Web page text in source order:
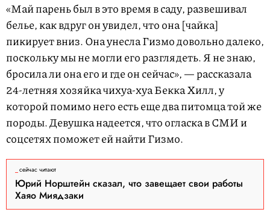
«Май парень был в это время в саду, развешивал
белье, как вдруг он увидел, что она [чайка]
пикирует вниз. Она унесла Гизмо довольно далеко,
поскольку мы не могли его разглядеть. Я не знаю,
бросила ли она его и где он сейчас», — рассказала
24-летняя хозяйка чихуа-хуа Бекка Хилл, у
которой помимо него есть еще два питомца той же
породы. Девушка надеется, что огласка в СМИ и
соцсетях поможет ей найти Гизмо.
сейчас читают
Юрий Норштейн сказал, что завещает свои работы
Хаяо Миядзаки